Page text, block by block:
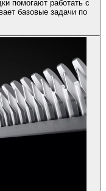
помогают работать с
базовые задачи по